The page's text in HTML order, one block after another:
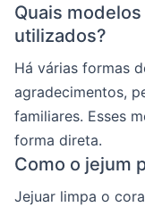
Quais
utilizados?
Há várias formas
agradecimentos,
familiares. Esses
forma direta.
Como o jejum
Jejuar limpa o